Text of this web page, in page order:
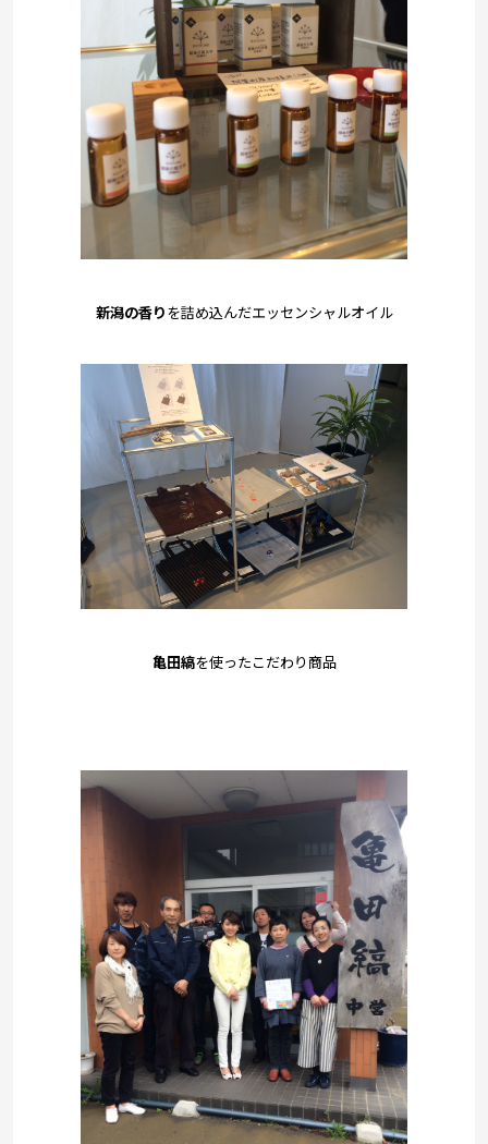
新潟の香りを詰め込んだエッセンシャルオイル
亀田縞を使ったこだわり商品